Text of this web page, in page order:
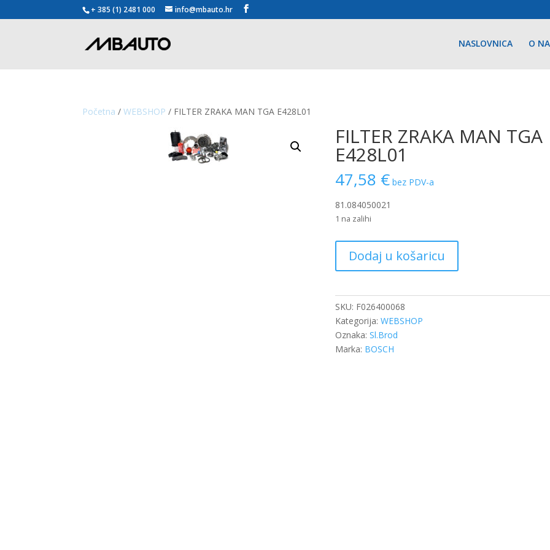
+ 385 (1) 2481 000 info@mbauto.hr
NASLOVNICA O
Početna /WEBSHOP / FILTER ZRAKA MAN TGA E428L01
FILTER ZRAKA MAN TGA
E428L01
47,58 € bez PDV-a
81.084050021
1 na zalihi
ZRAKA
MAN
E428L01
količina
Dodaj u košaricu
SKU: F026400068
Kategorija:WEBSHOP
Oznaka:Sl.Brod
Marka: BOSCH